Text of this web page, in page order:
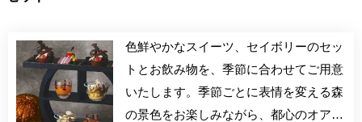
色鮮やかなスイーツ、セイボリーのセッ
トとお飲み物を、季節に合わせてご用意
いたします。季節ごとに表情を変える森
の景色をお楽しみながら、都心のオアシ